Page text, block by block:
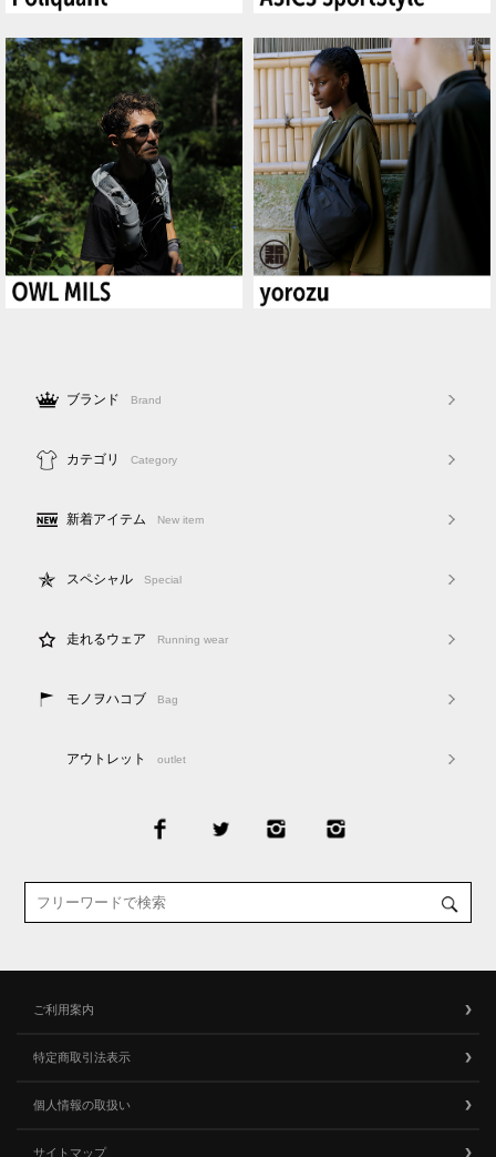
ブランド Brand
カテゴリ Category
新着アイテム New item
スペシャル Special
走れるウェア Running wear
モノヲハコブ Bag
アウトレット outlet
ご利用案内
特定商取引法表示
個人情報の取扱い
サイトマップ